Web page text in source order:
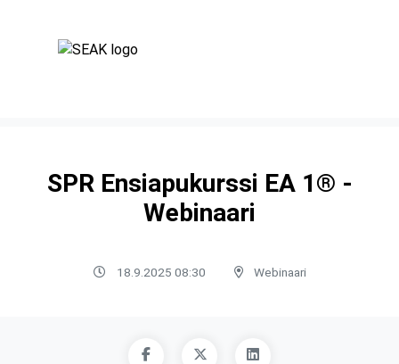
SPR Ensiapukurssi EA 1® -
Webinaari
18.9.2025 08:30 Webinaari